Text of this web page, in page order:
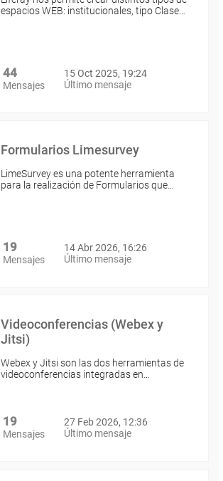
espacios WEB: institucionales, tipo Clase…
44
Mensajes
15 Oct 2025, 19:24
Último mensaje
Formularios Limesurvey
LimeSurvey es una potente herramienta
para la realización de Formularios que…
19
Mensajes
14 Abr 2026, 16:26
Último mensaje
Videoconferencias (Webex y
Jitsi)
Webex y Jitsi son las dos herramientas de
videoconferencias integradas en…
19
Mensajes
27 Feb 2026, 12:36
Último mensaje